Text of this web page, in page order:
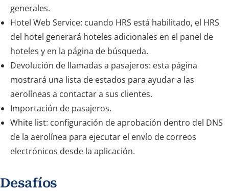
generales.
Hotel Web Service: cuando HRS está habilitado, el HRS
del hotel generará hoteles adicionales en el panel de
hoteles y en la página de búsqueda.
Devolución de llamadas a pasajeros: esta página
mostrará una lista de estados para ayudar a las
aerolíneas a contactar a sus clientes.
Importación de pasajeros.
White list: configuración de aprobación dentro del DNS
de la aerolínea para ejecutar el envío de correos
electrónicos desde la aplicación.
Desafíos